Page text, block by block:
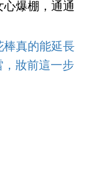
爆棚，通通
棒真的能延長
，妝前這一步